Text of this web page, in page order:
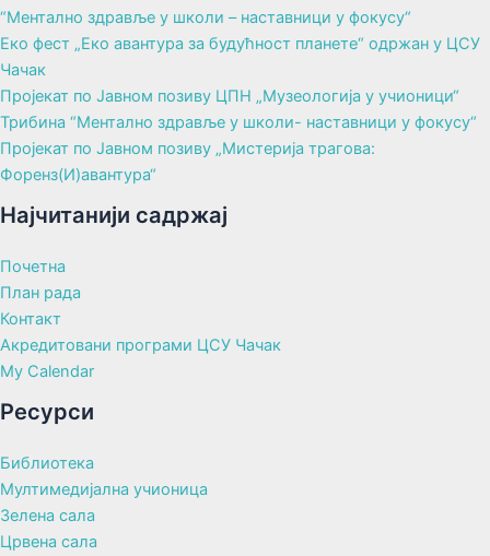
“Ментално здравље у школи – наставници у фокусу“
Еко фест „Еко авантура за будућност планете“ одржан у ЦСУ
Чачак
Пројекат по Јавном позиву ЦПН „Музеологија у учионици“
Трибина “Ментално здравље у школи- наставници у фокусу“
Пројекат по Јавном позиву „Мистерија трагова:
Форенз(И)авантура“
Најчитанији садржај
Почетна
План рада
Контакт
Акредитовани програми ЦСУ Чачак
My Calendar
Ресурси
Библиотека
Мултимедијална учионица
Зелена сала
Црвена сала